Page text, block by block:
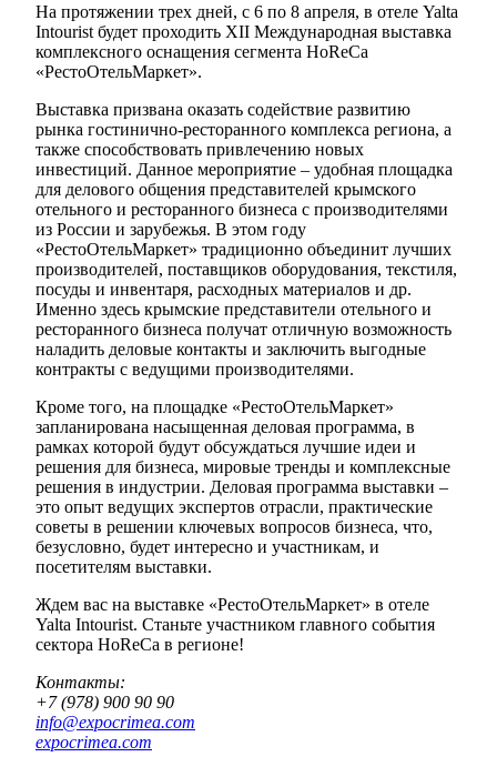
На протяжении трех дней, с 6 по 8 апреля, в отеле Yalta
Intourist будет проходить XII Международная выставка
комплексного оснащения сегмента HoReCa
«РестоОтельМаркет».
Выставка призвана оказать содействие развитию
рынка гостинично-ресторанного комплекса региона, а
также способствовать привлечению новых
инвестиций. Данное мероприятие – удобная площадка
для делового общения представителей крымского
отельного и ресторанного бизнеса с производителями
из России и зарубежья. В этом году
«РестоОтельМаркет» традиционно объединит лучших
производителей, поставщиков оборудования, текстиля,
посуды и инвентаря, расходных материалов и др.
Именно здесь крымские представители отельного и
ресторанного бизнеса получат отличную возможность
наладить деловые контакты и заключить выгодные
контракты с ведущими производителями.
Кроме того, на площадке «РестоОтельМаркет»
запланирована насыщенная деловая программа, в
рамках которой будут обсуждаться лучшие идеи и
решения для бизнеса, мировые тренды и комплексные
решения в индустрии. Деловая программа выставки –
это опыт ведущих экспертов отрасли, практические
советы в решении ключевых вопросов бизнеса, что,
безусловно, будет интересно и участникам, и
посетителям выставки.
Ждем вас на выставке «РестоОтельМаркет» в отеле
Yalta Intourist. Станьте участником главного события
сектора HoReCa в регионе!
Контакты:
+7 (978) 900 90 90
info@expocrimea.com
expocrimea.com